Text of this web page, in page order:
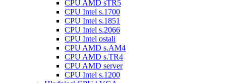
CPU AMD sTR5
CPU Intel s.1700
CPU Intel s.1851
CPU Intel s.2066
CPU Intel ostali
CPU AMD s.AM4
CPU AMD s.TR4
CPU AMD server
CPU Intel s.1200